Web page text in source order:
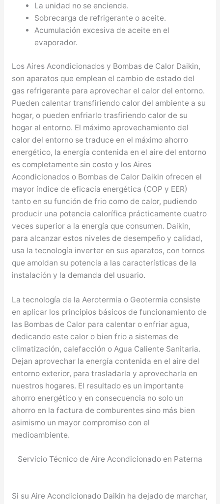
La unidad no se enciende.
Sobrecarga de refrigerante o aceite.
Acumulación excesiva de aceite en el
evaporador.
Los Aires Acondicionados y Bombas de Calor Daikin,
son aparatos que emplean el cambio de estado del
gas refrigerante para aprovechar el calor del entorno.
Pueden calentar transfiriendo calor del ambiente a su
hogar, o pueden enfriarlo trasfiriendo calor de su
hogar al entorno. El máximo aprovechamiento del
calor del entorno se traduce en el máximo ahorro
energético, la energía contenida en el aire del entorno
es completamente sin costo y los Aires
Acondicionados o Bombas de Calor Daikin ofrecen el
mayor índice de eficacia energética (COP y EER)
tanto en su función de frio como de calor, pudiendo
producir una potencia calorífica prácticamente cuatro
veces superior a la energía que consumen. Daikin,
para alcanzar estos niveles de desempeño y calidad,
usa la tecnología inverter en sus aparatos, con tornos
que amoldan su potencia a las características de la
instalación y la demanda del usuario.
La tecnología de la Aerotermia o Geotermia consiste
en aplicar los principios básicos de funcionamiento de
las Bombas de Calor para calentar o enfriar agua,
dedicando este calor o bien frio a sistemas de
climatización, calefacción o Agua Caliente Sanitaria.
Dejan aprovechar la energía contenida en el aire del
entorno exterior, para trasladarla y aprovecharla en
nuestros hogares. El resultado es un importante
ahorro energético y en consecuencia no solo un
ahorro en la factura de comburentes sino más bien
asimismo un mayor compromiso con el
medioambiente.
Servicio Técnico de Aire Acondicionado en Paterna
Si su Aire Acondicionado Daikin ha dejado de marchar,